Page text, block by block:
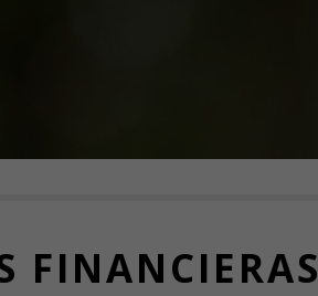
FINANCIERAS